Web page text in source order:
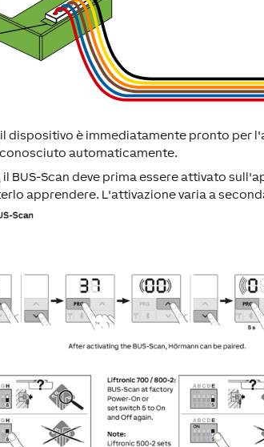
il dispositivo è immediatamente pronto per
automaticamente.
il BUS-Scan deve prima essere attivato
apprendere. L'attivazione varia a